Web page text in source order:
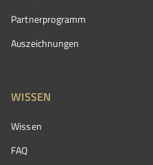
Partnerprogramm
Auszeichnungen
WISSEN
Wissen
FAQ